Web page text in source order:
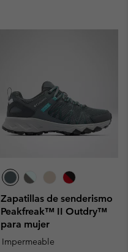
Zapatillas de senderismo
Peakfreak™ II Outdry™
para mujer
Impermeable